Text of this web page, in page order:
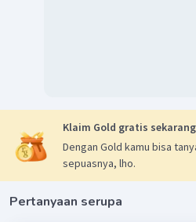
Klaim Gold gratis
Dengan Gold kamu bisa
sepuasnya, lho.
Pertanyaan serupa